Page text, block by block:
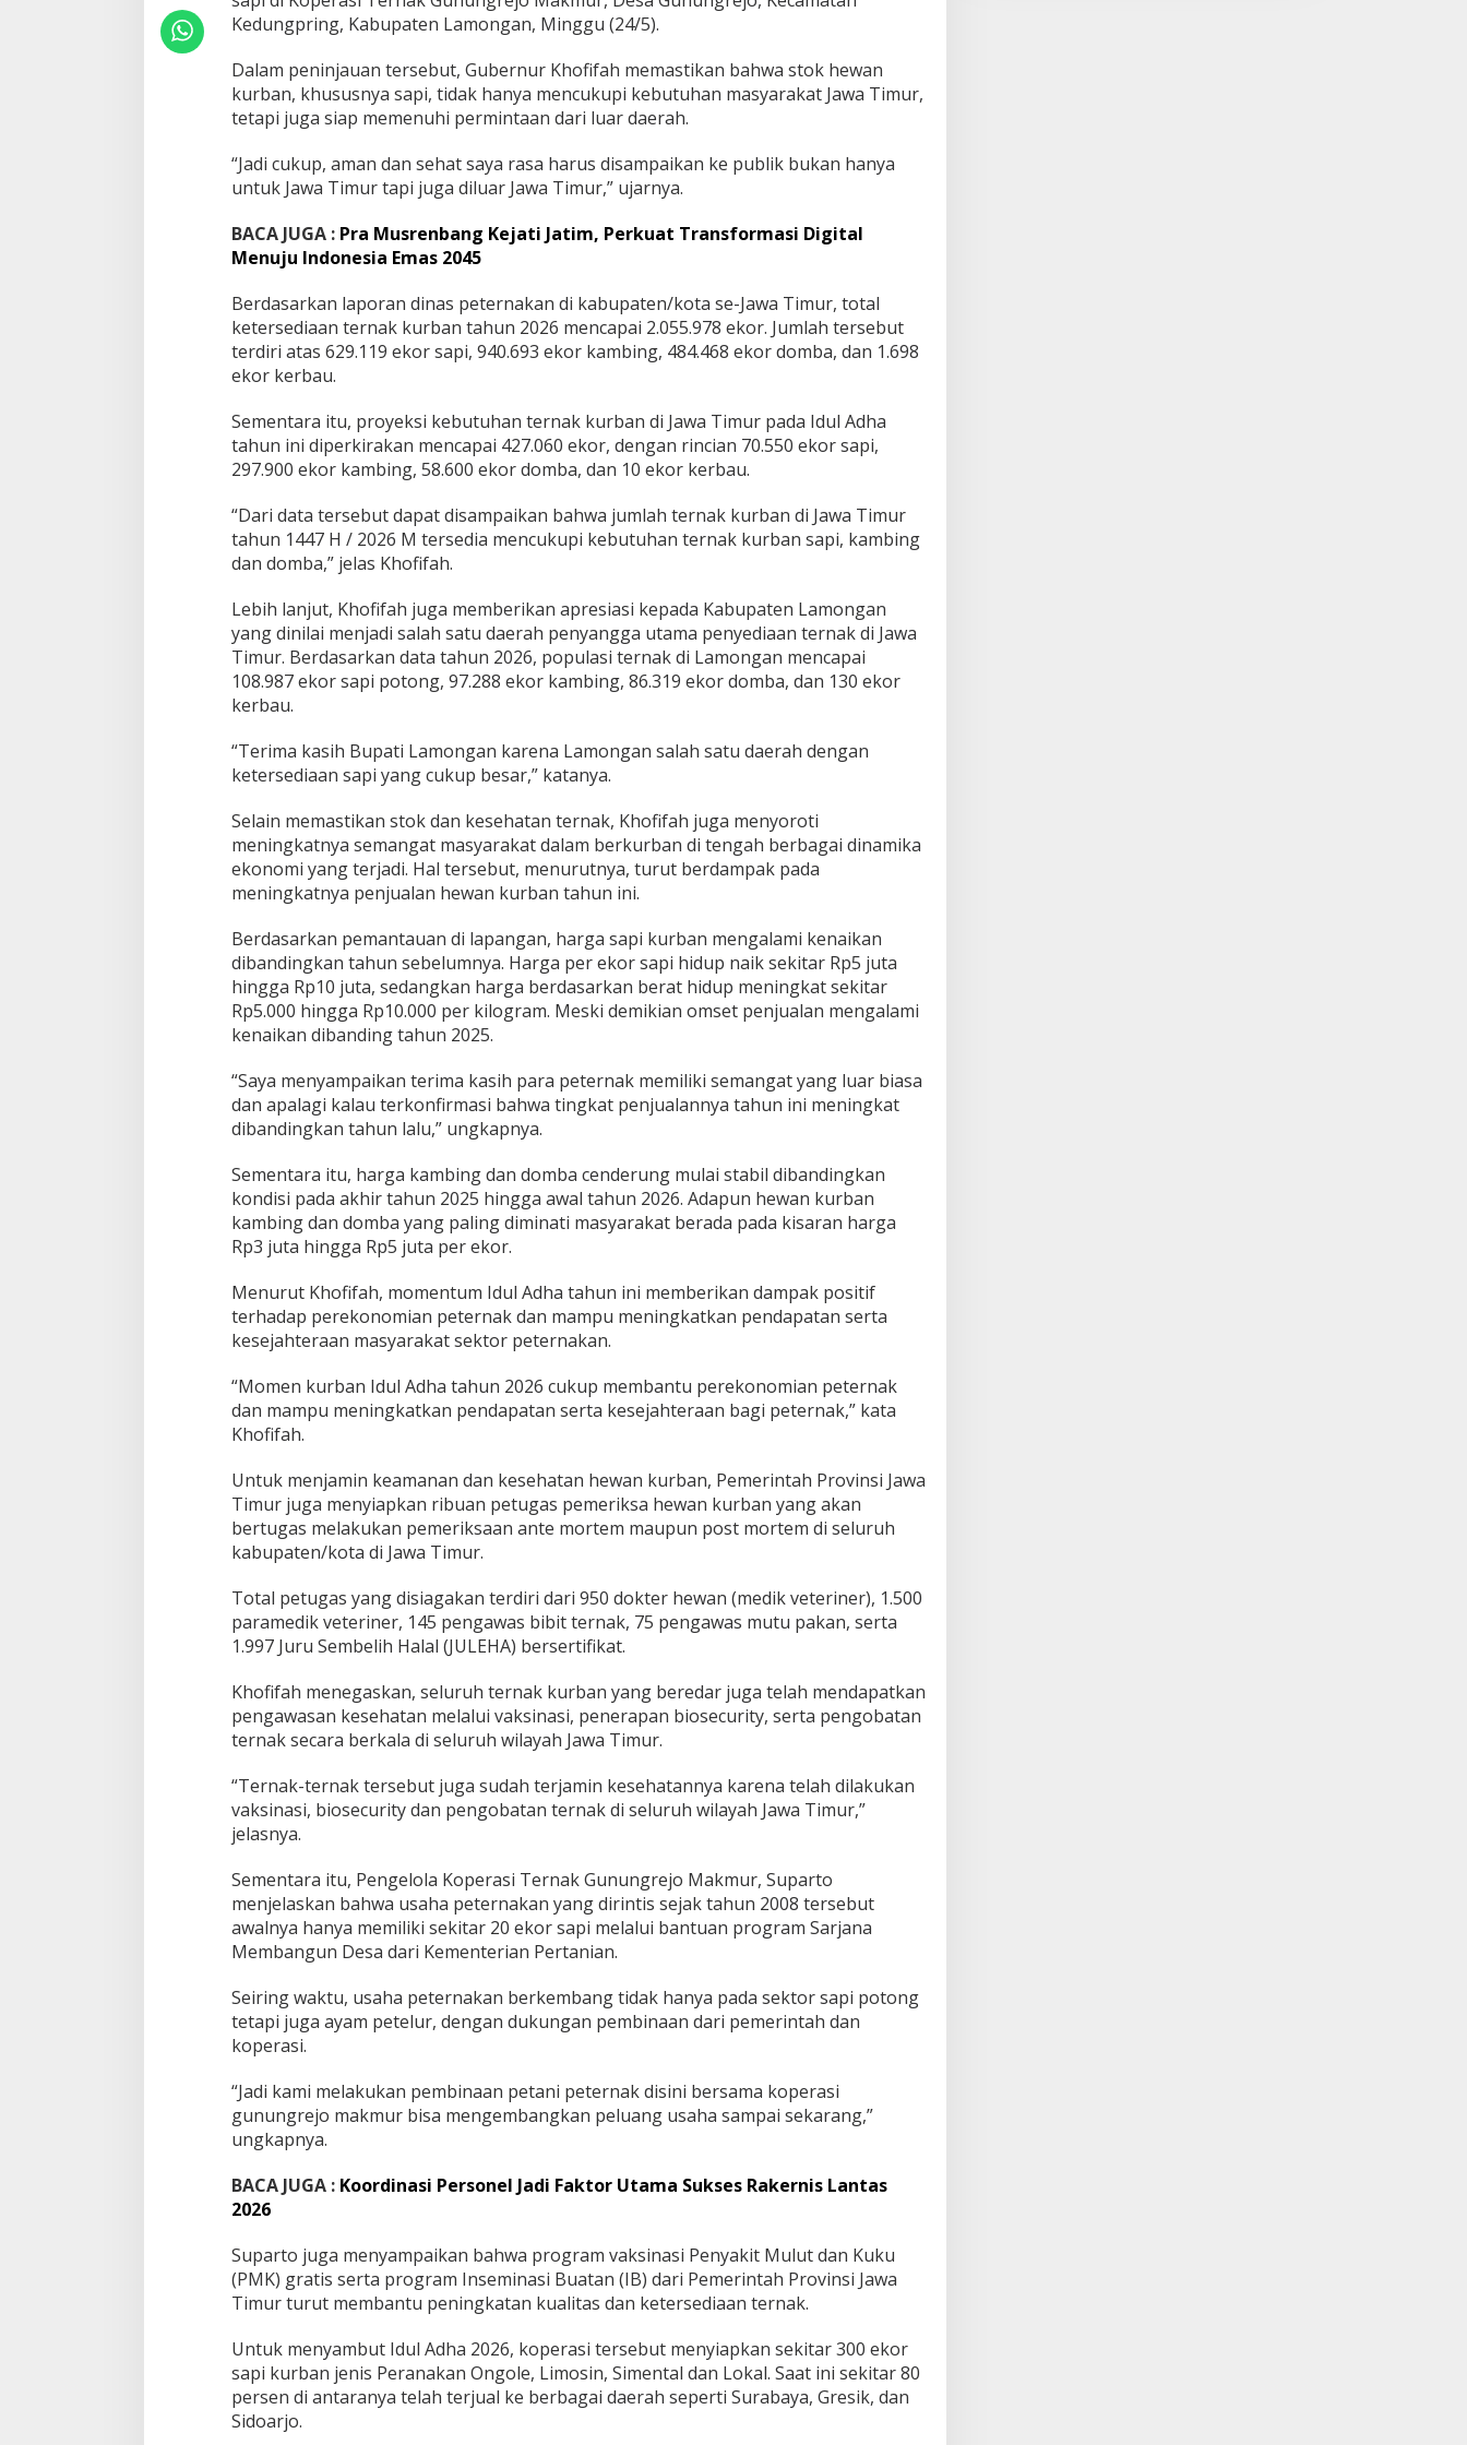
k
H
w
n
K
r
b
a
i
m
M
e
m
p
a
h
Kedungpring, Kabupaten Lamongan, Minggu (24/5).
Dalam peninjauan tersebut, Gubernur Khofifah memastikan bahwa stok hewan
kurban, khususnya sapi, tidak hanya mencukupi kebutuhan masyarakat Jawa Timur,
tetapi juga siap memenuhi permintaan dari luar daerah.
“Jadi cukup, aman dan sehat saya rasa harus disampaikan ke publik bukan hanya
untuk Jawa Timur tapi juga diluar Jawa Timur,” ujarnya.
BACA JUGA : Pra Musrenbang Kejati Jatim, Perkuat Transformasi Digital
Menuju Indonesia Emas 2045
Berdasarkan laporan dinas peternakan di kabupaten/kota se-Jawa Timur, total
ketersediaan ternak kurban tahun 2026 mencapai 2.055.978 ekor. Jumlah tersebut
terdiri atas 629.119 ekor sapi, 940.693 ekor kambing, 484.468 ekor domba, dan 1.698
ekor kerbau.
Sementara itu, proyeksi kebutuhan ternak kurban di Jawa Timur pada Idul Adha
tahun ini diperkirakan mencapai 427.060 ekor, dengan rincian 70.550 ekor sapi,
297.900 ekor kambing, 58.600 ekor domba, dan 10 ekor kerbau.
“Dari data tersebut dapat disampaikan bahwa jumlah ternak kurban di Jawa Timur
tahun 1447 H / 2026 M tersedia mencukupi kebutuhan ternak kurban sapi, kambing
dan domba,” jelas Khofifah.
Lebih lanjut, Khofifah juga memberikan apresiasi kepada Kabupaten Lamongan
yang dinilai menjadi salah satu daerah penyangga utama penyediaan ternak di Jawa
Timur. Berdasarkan data tahun 2026, populasi ternak di Lamongan mencapai
108.987 ekor sapi potong, 97.288 ekor kambing, 86.319 ekor domba, dan 130 ekor
kerbau.
“Terima kasih Bupati Lamongan karena Lamongan salah satu daerah dengan
ketersediaan sapi yang cukup besar,” katanya.
Selain memastikan stok dan kesehatan ternak, Khofifah juga menyoroti
meningkatnya semangat masyarakat dalam berkurban di tengah berbagai dinamika
ekonomi yang terjadi. Hal tersebut, menurutnya, turut berdampak pada
meningkatnya penjualan hewan kurban tahun ini.
Berdasarkan pemantauan di lapangan, harga sapi kurban mengalami kenaikan
dibandingkan tahun sebelumnya. Harga per ekor sapi hidup naik sekitar Rp5 juta
hingga Rp10 juta, sedangkan harga berdasarkan berat hidup meningkat sekitar
Rp5.000 hingga Rp10.000 per kilogram. Meski demikian omset penjualan mengalami
kenaikan dibanding tahun 2025.
“Saya menyampaikan terima kasih para peternak memiliki semangat yang luar biasa
dan apalagi kalau terkonfirmasi bahwa tingkat penjualannya tahun ini meningkat
dibandingkan tahun lalu,” ungkapnya.
Sementara itu, harga kambing dan domba cenderung mulai stabil dibandingkan
kondisi pada akhir tahun 2025 hingga awal tahun 2026. Adapun hewan kurban
kambing dan domba yang paling diminati masyarakat berada pada kisaran harga
Rp3 juta hingga Rp5 juta per ekor.
Menurut Khofifah, momentum Idul Adha tahun ini memberikan dampak positif
terhadap perekonomian peternak dan mampu meningkatkan pendapatan serta
kesejahteraan masyarakat sektor peternakan.
“Momen kurban Idul Adha tahun 2026 cukup membantu perekonomian peternak
dan mampu meningkatkan pendapatan serta kesejahteraan bagi peternak,” kata
Khofifah.
Untuk menjamin keamanan dan kesehatan hewan kurban, Pemerintah Provinsi Jawa
Timur juga menyiapkan ribuan petugas pemeriksa hewan kurban yang akan
bertugas melakukan pemeriksaan ante mortem maupun post mortem di seluruh
kabupaten/kota di Jawa Timur.
Total petugas yang disiagakan terdiri dari 950 dokter hewan (medik veteriner), 1.500
paramedik veteriner, 145 pengawas bibit ternak, 75 pengawas mutu pakan, serta
1.997 Juru Sembelih Halal (JULEHA) bersertifikat.
Khofifah menegaskan, seluruh ternak kurban yang beredar juga telah mendapatkan
pengawasan kesehatan melalui vaksinasi, penerapan biosecurity, serta pengobatan
ternak secara berkala di seluruh wilayah Jawa Timur.
“Ternak-ternak tersebut juga sudah terjamin kesehatannya karena telah dilakukan
vaksinasi, biosecurity dan pengobatan ternak di seluruh wilayah Jawa Timur,”
jelasnya.
Sementara itu, Pengelola Koperasi Ternak Gunungrejo Makmur, Suparto
menjelaskan bahwa usaha peternakan yang dirintis sejak tahun 2008 tersebut
awalnya hanya memiliki sekitar 20 ekor sapi melalui bantuan program Sarjana
Membangun Desa dari Kementerian Pertanian.
Seiring waktu, usaha peternakan berkembang tidak hanya pada sektor sapi potong
tetapi juga ayam petelur, dengan dukungan pembinaan dari pemerintah dan
koperasi.
“Jadi kami melakukan pembinaan petani peternak disini bersama koperasi
gunungrejo makmur bisa mengembangkan peluang usaha sampai sekarang,”
ungkapnya.
BACA JUGA : Koordinasi Personel Jadi Faktor Utama Sukses Rakernis Lantas
2026
Suparto juga menyampaikan bahwa program vaksinasi Penyakit Mulut dan Kuku
(PMK) gratis serta program Inseminasi Buatan (IB) dari Pemerintah Provinsi Jawa
Timur turut membantu peningkatan kualitas dan ketersediaan ternak.
Untuk menyambut Idul Adha 2026, koperasi tersebut menyiapkan sekitar 300 ekor
sapi kurban jenis Peranakan Ongole, Limosin, Simental dan Lokal. Saat ini sekitar 80
persen di antaranya telah terjual ke berbagai daerah seperti Surabaya, Gresik, dan
Sidoarjo.